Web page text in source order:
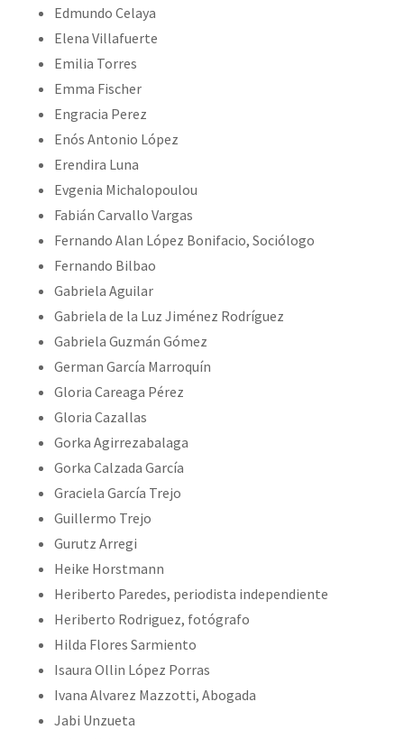
Edmundo Celaya
Elena Villafuerte
Emilia Torres
Emma Fischer
Engracia Perez
Enós Antonio López
Erendira Luna
Evgenia Michalopoulou
Fabián Carvallo Vargas
Fernando Alan López Bonifacio, Sociólogo
Fernando Bilbao
Gabriela Aguilar
Gabriela de la Luz Jiménez Rodríguez
Gabriela Guzmán Gómez
German García Marroquín
Gloria Careaga Pérez
Gloria Cazallas
Gorka Agirrezabalaga
Gorka Calzada García
Graciela García Trejo
Guillermo Trejo
Gurutz Arregi
Heike Horstmann
Heriberto Paredes, periodista independiente
Heriberto Rodriguez, fotógrafo
Hilda Flores Sarmiento
Isaura Ollin López Porras
Ivana Alvarez Mazzotti, Abogada
Jabi Unzueta